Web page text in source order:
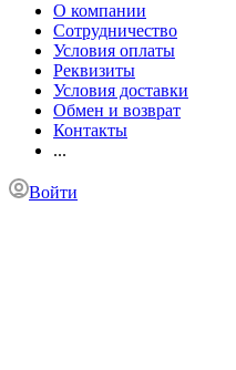
О компании
Сотрудничество
Условия оплаты
Реквизиты
Условия доставки
Обмен и возврат
Контакты
...
Войти